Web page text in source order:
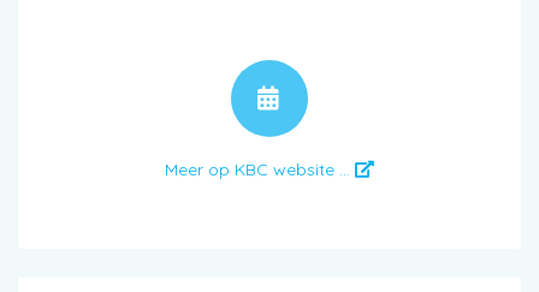
Meer op KBC website ...